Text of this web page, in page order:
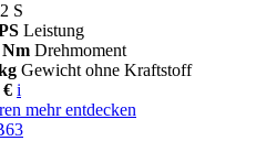
S
Leistung
Nm Drehmoment
Gewicht ohne Kraftstoff
€ i
mehr entdecken